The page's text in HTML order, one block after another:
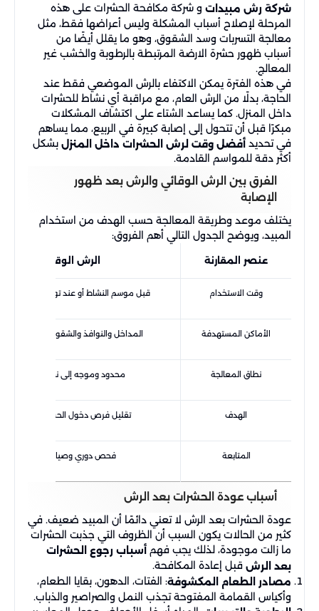
شركة رش مبيدات و شركة مكافحة الحشرات على هذه
المرحلة لإصلاح أسباب المشكلة وليس أعراضها فقط، مثل
معالجة التسربات وسد الشقوق، وهو ما يقلل أيضًا من
أسباب ظهور حشرة الارضة المرتبطة بالرطوبة والخشب غير
المعالج.
في هذه الفترة يمكن الاكتفاء بالرش الموضعي فقط عند
الحاجة، بدلًا من الرش العام، مع مراقبة أي نشاط للحشرات
داخل المنزل. كما يساعد الشتاء على اكتشاف المشكلات
مبكرًا قبل أن تتحول إلى إصابة كبيرة في الربيع، مما يساهم
في تحديد أفضل وقت لرش الحشرات داخل المنزل بشكل
أكثر دقة للمواسم القادمة.
الفرق بين الرش الوقائي والرش بعد ظهور
الإصابة
يختلف موعد وطريقة المعالجة حسب الهدف من استخدام
المبيد، ويوضح الجدول التالي أهم الفروق:
عنصر المقارنة الرش الوقائي
وقت الاستخدام قبل موسم النشاط أو عند توقع دخول
الأماكن المستهدفة المداخل والنوافذ والشقوق ومحيط
نطاق المعالجة محدود وموجه إلى نقاط الدخول
الهدف تقليل فرص دخول الحشرات وتكاثرها
المتابعة فحص دوري وصيانة وقائية
أسباب عودة الحشرات بعد الرش
عودة الحشرات بعد الرش لا تعني دائمًا أن المبيد ضعيف. في
كثير من الحالات يكون السبب أن الظروف التي جذبت الحشرات
ما زالت موجودة، لذلك يجب فهم أسباب رجوع الحشرات
بعد الرش قبل إعادة المكافحة.
مصادر الطعام المكشوفة: الفتات، الدهون، بقايا الطعام،
وأكياس القمامة المفتوحة تجذب النمل والصراصير والذباب.